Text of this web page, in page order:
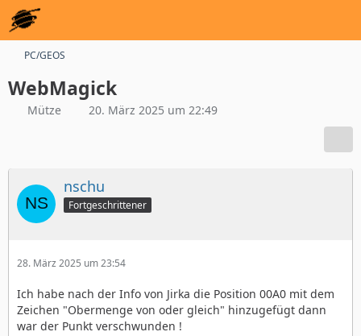
PC/GEOS
WebMagick
Mütze 20. März 2025 um 22:49
nschu
Fortgeschrittener
28. März 2025 um 23:54
Ich habe nach der Info von Jirka die Position 00A0 mit dem
Zeichen "Obermenge von oder gleich" hinzugefügt dann
war der Punkt verschwunden !